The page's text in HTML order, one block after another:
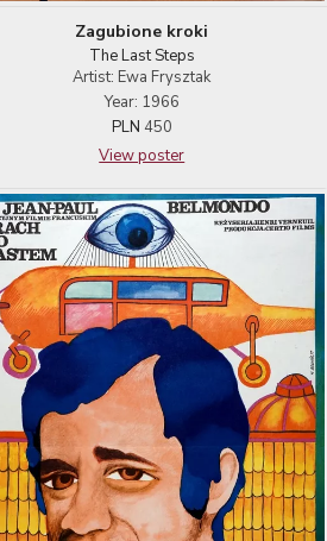
Zagubione kroki
The Last Steps
Artist: Ewa Frysztak
Year: 1966
PLN 450
View poster